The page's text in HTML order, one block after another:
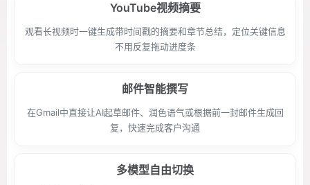
YouTube视频摘要
观看长视频时一键生成带时间戳的摘要和章节总结，定位关键信息
不用反复拖动进度条
邮件智能撰写
在Gmail中直接让AI起草邮件、润色语气或根据前一封邮件生成回
复，快速完成客户沟通
多模型自由切换